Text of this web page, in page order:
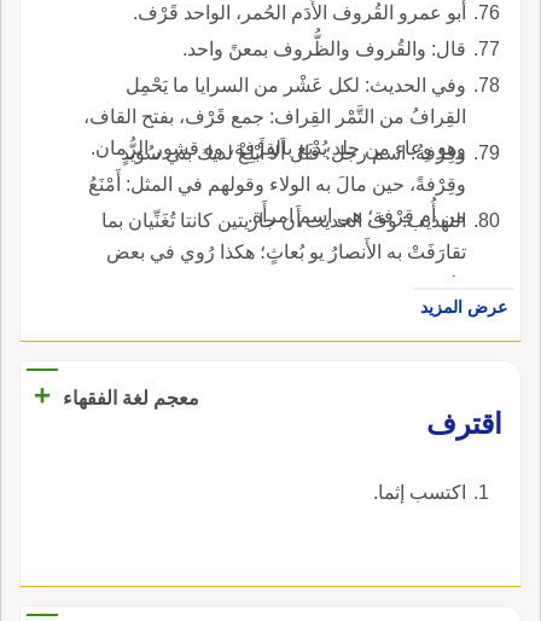
أَبو عمرو القُروف الأَدَم الحُمر، الواحد قَرْف.
قال: والقُروف والظُّروف بمعنً واحد.
وفي الحديث: لكل عَشْر من السرايا ما يَحْمِل
القِرافُ من التَّمْر القِراف: جمع قَرْف، بفتح القاف،
وهو وِعاء من جلد يُدْبَغ بالقِرْفة، وه قشور الرُّمان.
وقِرْفةُ: اسم رجل؛ قال أَلا أَبْلِغْ لديك بني سُوَيدٍ
وقِرْفةً، حين مالَ به الولاء وقولهم في المثل: أَمْنَعُ
من أُم قِرْفة؛ هي اسم امرأَة.
التهذيب: وف الحديث أَن جاريتين كانتا تُغَنِّيان بما
تقارَفَتْ به الأَنصارُ يو بُعاثٍ؛ هكذا رُوي في بعض
طرقه.
عرض المزيد
معجم لغة الفقهاء
+
‏اقترف‏
‏اكتسب إثما‏.